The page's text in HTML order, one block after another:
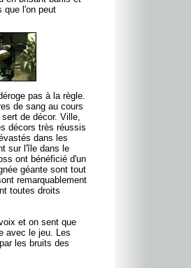
que l'on peut
pas à la règle.
de sang au cours
de décor. Ville,
décors très réussis
dans les
sur l'île dans le
ont bénéficié d'un
géante sont tout
remarquablement
toutes droits
et on sent que
avec le jeu. Les
les bruits des